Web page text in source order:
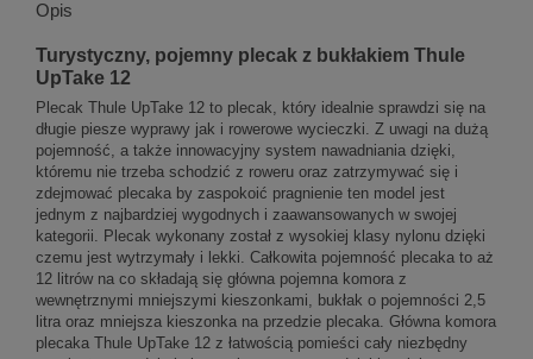
Opis
Turystyczny, pojemny plecak z bukłakiem Thule
UpTake 12
Plecak Thule UpTake 12 to plecak, który idealnie sprawdzi się na
długie piesze wyprawy jak i rowerowe wycieczki. Z uwagi na dużą
pojemność, a także innowacyjny system nawadniania dzięki,
któremu nie trzeba schodzić z roweru oraz zatrzymywać się i
zdejmować plecaka by zaspokoić pragnienie ten model jest
jednym z najbardziej wygodnych i zaawansowanych w swojej
kategorii. Plecak wykonany został z wysokiej klasy nylonu dzięki
czemu jest wytrzymały i lekki. Całkowita pojemność plecaka to aż
12 litrów na co składają się główna pojemna komora z
wewnętrznymi mniejszymi kieszonkami, bukłak o pojemności 2,5
litra oraz mniejsza kieszonka na przedzie plecaka. Główna komora
plecaka Thule UpTake 12 z łatwością pomieści cały niezbędny